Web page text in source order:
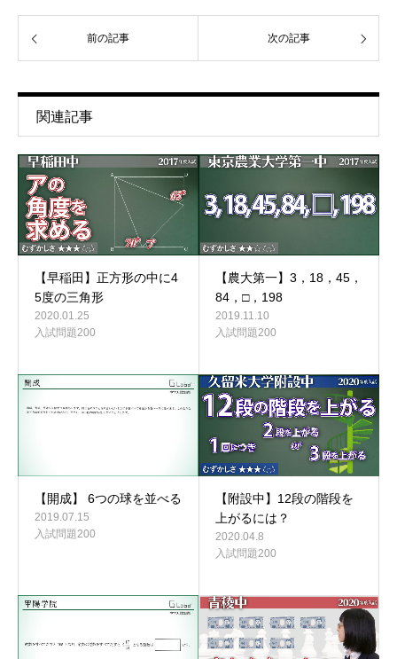
前の記事 次の記事
関連記事
【早稲田】正方形の中に4
5度の三角形
2020.01.25
入試問題200
【農大第一】3，18，45，
84，□，198
2019.11.10
入試問題200
【開成】 6つの球を並べる
2019.07.15
入試問題200
【附設中】12段の階段を
上がるには？
2020.04.8
入試問題200